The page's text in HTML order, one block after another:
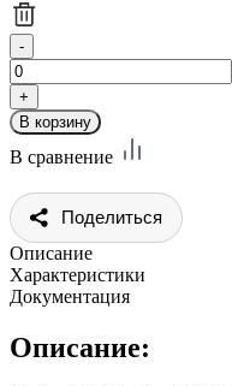
В сравнение
Поделиться
Описание
Характеристики
Документация
Описание: